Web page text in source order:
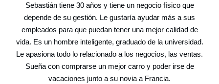
Sebastián tiene 30 años y tiene un negocio físico que
depende de su gestión. Le gustaría ayudar más a sus
empleados para que puedan tener una mejor calidad de
vida. Es un hombre inteligente, graduado de la universidad.
Le apasiona todo lo relacionado a los negocios, las ventas.
Sueña con comprarse un mejor carro y poder irse de
vacaciones junto a su novia a Francia.